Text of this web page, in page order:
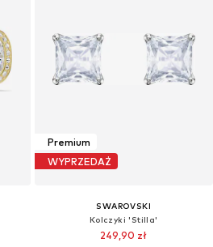
Premium
WYPRZEDAŻ
SWAROVSKI
Kolczyki 'Stilla'
249,90 zł